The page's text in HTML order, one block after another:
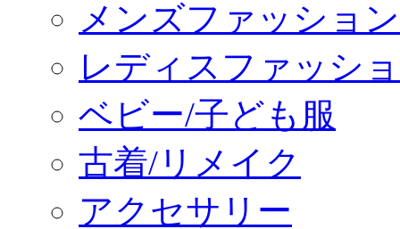
メンズファッション
レディスファッシ
ベビー/子ども服
古着/リメイク
アクセサリー